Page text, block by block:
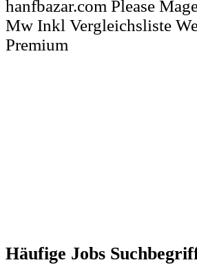
hanfbazar.com Please
Mw Inkl Vergleichsliste
Premium
Häufige Jobs